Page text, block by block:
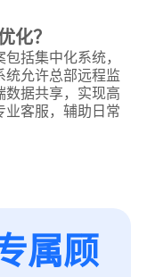
化？
括集中化系统，
允许总部远程监
据共享，实现高
客服，辅助日常
属顾